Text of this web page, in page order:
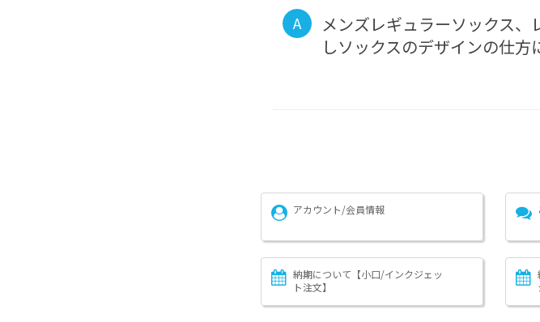
A
メンズレギュラーソックス
しソックスのデザインの仕方
アカウント/会員情報
納期について【小口/インクジェッ
ト注文】